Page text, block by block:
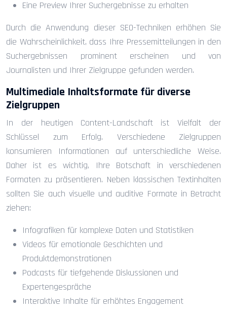
Eine Preview Ihrer Suchergebnisse zu erhalten
Durch die Anwendung dieser SEO-Techniken erhöhen Sie
die Wahrscheinlichkeit, dass Ihre Pressemitteilungen in den
Suchergebnissen prominent erscheinen und von
Journalisten und Ihrer Zielgruppe gefunden werden.
Multimediale Inhaltsformate für diverse
Zielgruppen
In der heutigen Content-Landschaft ist Vielfalt der
Schlüssel zum Erfolg. Verschiedene Zielgruppen
konsumieren Informationen auf unterschiedliche Weise.
Daher ist es wichtig, Ihre Botschaft in verschiedenen
Formaten zu präsentieren. Neben klassischen Textinhalten
sollten Sie auch visuelle und auditive Formate in Betracht
ziehen:
Infografiken für komplexe Daten und Statistiken
Videos für emotionale Geschichten und
Produktdemonstrationen
Podcasts für tiefgehende Diskussionen und
Expertengespräche
Interaktive Inhalte für erhöhtes Engagement